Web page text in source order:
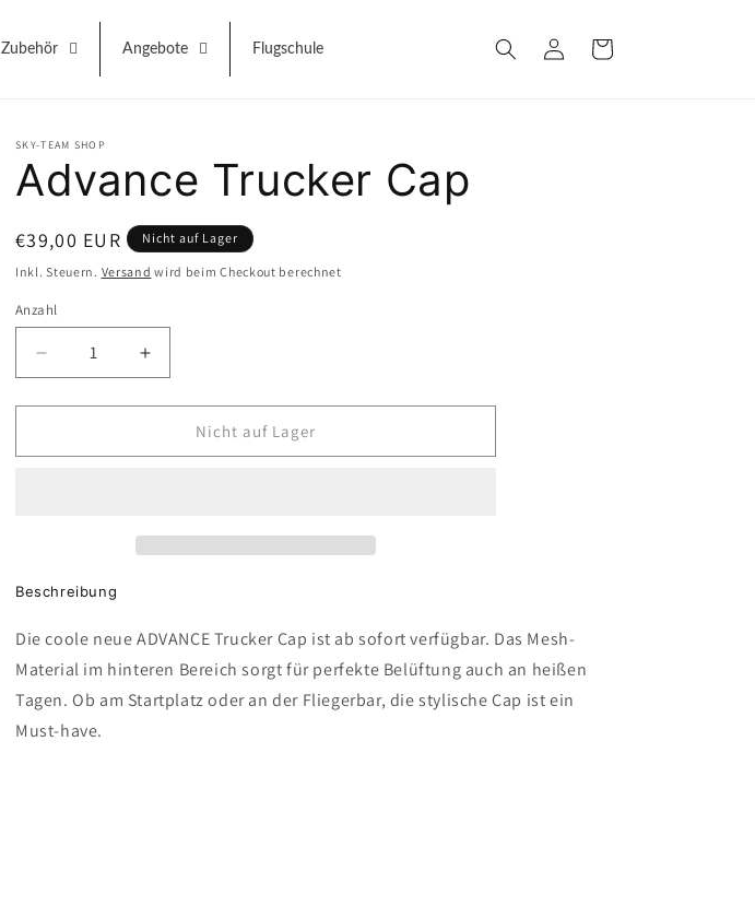
Zubehör Angebote Flugschule EinloggenWarenkorb
SKY-TEAM SHOP
Advance Trucker Cap
Normaler
Preis
€39,00 EUR Nicht auf Lager
Inkl. Steuern. Versand wird beim Checkout berechnet
Anzahl
Anzahl
Verringere
die
Menge
Advance
Erhöhe
die
Menge
Advance
Nicht auf Lager
Beschreibung
Die coole neue ADVANCE Trucker Cap ist ab sofort verfügbar. Das Mesh-
Material im hinteren Bereich sorgt für perfekte Belüftung auch an heißen
Tagen. Ob am Startplatz oder an der Fliegerbar, die stylische Cap ist ein
Must-have.